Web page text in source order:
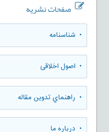
صفحات نشریه
• شناسنامه
• اصول اخلاقی
• راهنماي تدوين مقاله
• درباره ما